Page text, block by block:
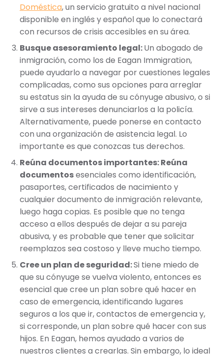
Doméstica, un servicio gratuito a nivel nacional
disponible en inglés y español que lo conectará
con recursos de crisis accesibles en su área.
Busque asesoramiento legal:Un abogado de
inmigración, como los de Eagan Immigration,
puede ayudarlo a navegar por cuestiones legales
complicadas, como sus opciones para arreglar
su estatus sin la ayuda de su cónyuge abusivo, o si
sirve a sus intereses denunciarlos a la policía.
Alternativamente, puede ponerse en contacto
con una organización de asistencia legal. Lo
importante es que conozcas tus derechos.
Reúna documentos importantes: Reúna
documentosesenciales como identificación,
pasaportes, certificados de nacimiento y
cualquier documento de inmigración relevante,
luego haga copias. Es posible que no tenga
acceso a ellos después de dejar a su pareja
abusiva, y es probable que tener que solicitar
reemplazos sea costoso y lleve mucho tiempo.
Cree un plan de seguridad:Si tiene miedo de
que su cónyuge se vuelva violento, entonces es
esencial que cree un plan sobre qué hacer en
caso de emergencia, identificando lugares
seguros a los que ir, contactos de emergencia y,
si corresponde, un plan sobre qué hacer con sus
hijos. En Eagan, hemos ayudado a varios de
nuestros clientes a crearlas. Sin embargo, lo ideal